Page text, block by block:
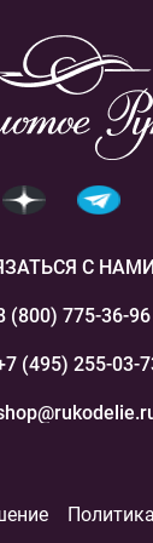
С
(800) 775-36-96
(495) 255-03-